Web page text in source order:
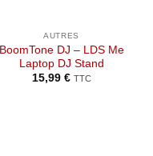
AUTRES
BoomTone DJ – LDS Me
Laptop DJ Stand
15,99 € TTC